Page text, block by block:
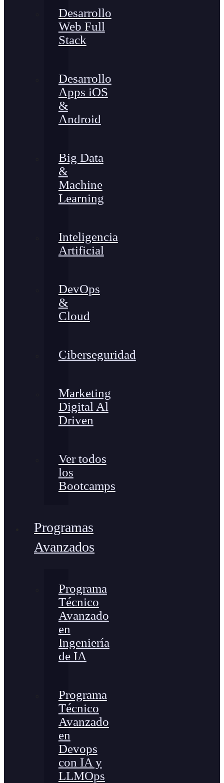
Desarrollo
Web Full
Stack
Desarrollo
Apps iOS
&
Android
Big Data
&
Machine
Learning
Inteligencia
Artificial
DevOps
&
Cloud
Ciberseguridad
Marketing
Digital Al
Driven
Ver todos
los
Bootcamps
Programas
Avanzados
Programa
Técnico
Avanzado
en
Ingeniería
de IA
Programa
Técnico
Avanzado
en
Devops
con IA y
LLMOps